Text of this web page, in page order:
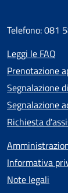
Telefono: 081
Leggi le FAQ
Prenotazione
Segnalazione
Segnalazione
Richiesta
Informativa
Note legali